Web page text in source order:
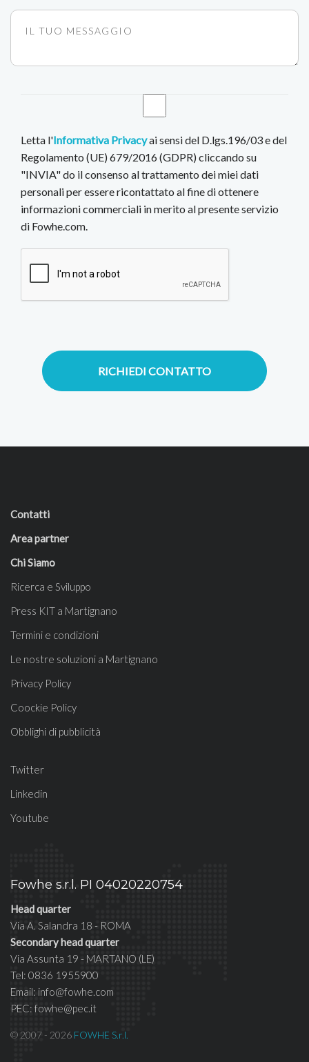
Letta l'Informativa Privacyai sensi del D.lgs.196/03 e del
Regolamento (UE) 679/2016 (GDPR) cliccando su
"INVIA" do il consenso al trattamento dei miei dati
personali per essere ricontattato al fine di ottenere
informazioni commerciali in merito al presente servizio
di Fowhe.com.
RICHIEDI CONTATTO
Contatti
Area partner
Chi Siamo
Ricerca e Sviluppo
Press KIT a Martignano
Termini e condizioni
Le nostre soluzioni a Martignano
Privacy Policy
Coockie Policy
Obblighi di pubblicità
Twitter
Linkedin
Youtube
Fowhe s.r.l. PI 04020220754
Head quarter
Via A. Salandra 18 - ROMA
Secondary head quarter
Via Assunta 19 - MARTANO (LE)
Tel: 0836 1955900
Email: info@fowhe.com
PEC: fowhe@pec.it
© 2007 - 2026 FOWHE S.r.l.